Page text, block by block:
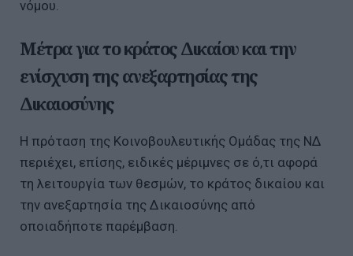
νόμου.
Μέτρα για το κράτος Δικαίου και την
ενίσχυση της ανεξαρτησίας της
Δικαιοσύνης
Η πρόταση της Κοινοβουλευτικής Ομάδας της ΝΔ
περιέχει, επίσης, ειδικές μέριμνες σε ό,τι αφορά
τη λειτουργία των θεσμών, το κράτος δικαίου και
την ανεξαρτησία της Δικαιοσύνης από
οποιαδήποτε παρέμβαση.